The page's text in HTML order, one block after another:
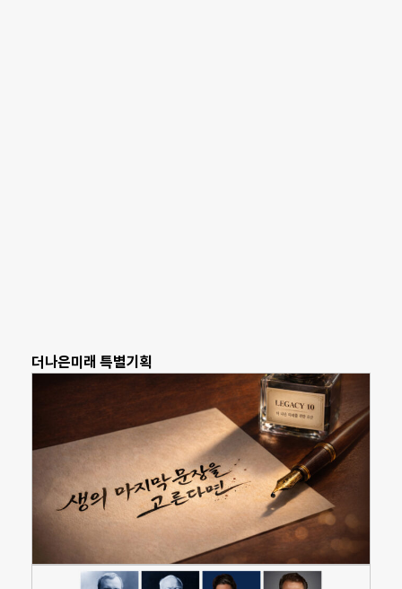
더나은미래 특별기획